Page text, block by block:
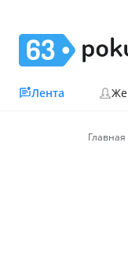
Лента
Главная